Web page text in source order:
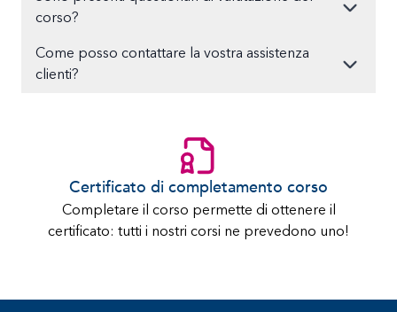
corso?
Come posso contattare la vostra assistenza
clienti?
Certificato di completamento corso
Completare il corso permette di ottenere il
certificato: tutti i nostri corsi ne prevedono uno!